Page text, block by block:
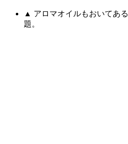
▲ アロマオイルもおいてあ
題。